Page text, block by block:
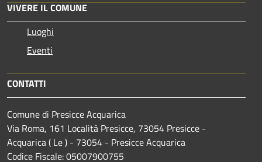
VIVERE IL COMUNE
Luoghi
Eventi
CONTATTI
Comune di Presicce Acquarica
Via Roma, 161 Località Presicce, 73054 Presicce -
Acquarica ( Le ) - 73054 - Presicce Acquarica
Codice Fiscale: 05007900755